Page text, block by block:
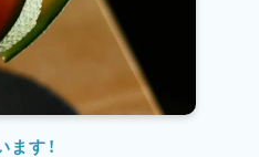
す！